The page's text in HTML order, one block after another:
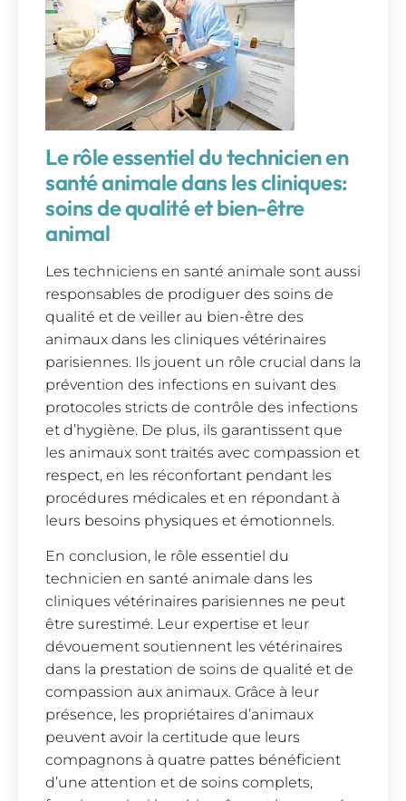
Le rôle essentiel du technicien en
santé animale dans les cliniques:
soins de qualité et bien-être
animal
Les techniciens en santé animale sont aussi
responsables de prodiguer des soins de
qualité et de veiller au bien-être des
animaux dans les cliniques vétérinaires
parisiennes. Ils jouent un rôle crucial dans la
prévention des infections en suivant des
protocoles stricts de contrôle des infections
et d’hygiène. De plus, ils garantissent que
les animaux sont traités avec compassion et
respect, en les réconfortant pendant les
procédures médicales et en répondant à
leurs besoins physiques et émotionnels.
En conclusion, le rôle essentiel du
technicien en santé animale dans les
cliniques vétérinaires parisiennes ne peut
être surestimé. Leur expertise et leur
dévouement soutiennent les vétérinaires
dans la prestation de soins de qualité et de
compassion aux animaux. Grâce à leur
présence, les propriétaires d’animaux
peuvent avoir la certitude que leurs
compagnons à quatre pattes bénéficient
d’une attention et de soins complets,